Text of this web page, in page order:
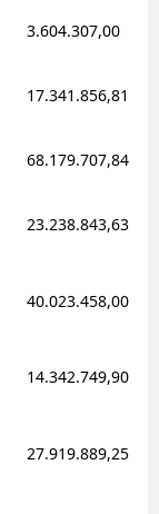
3.604.307,00
17.341.856,81
68.179.707,84
23.238.843,63
40.023.458,00
14.342.749,90
27.919.889,25